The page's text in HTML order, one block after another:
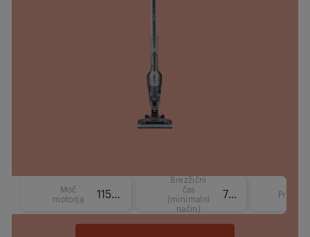
Moč
motorja
115 W
Brezžični
čas
(minimalni
način)
70 min